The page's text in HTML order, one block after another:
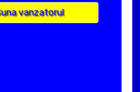
vanzatorul